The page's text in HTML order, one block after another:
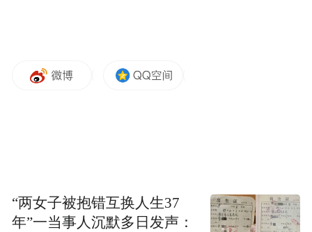
“两女子被抱错互换人生37
年”一当事人沉默多日发声：